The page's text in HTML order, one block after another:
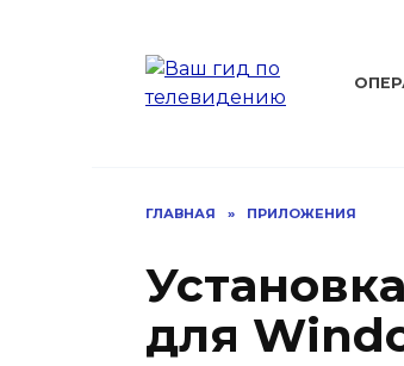
ГЛАВНАЯ » ПРИЛОЖЕНИЯ
для